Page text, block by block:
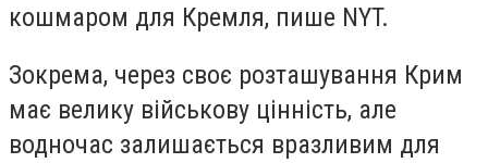
кошмаром для Кремля, пише NYT.
Зокрема, через своє розташування Крим
має велику військову цінність, але
водночас залишається вразливим для